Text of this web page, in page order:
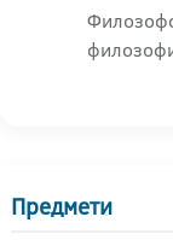
Предмети